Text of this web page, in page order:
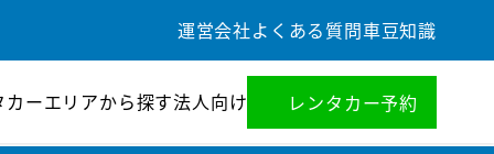
運営会社よくある質問車豆知識
カーエリアから探す法人向け レンタカー予約